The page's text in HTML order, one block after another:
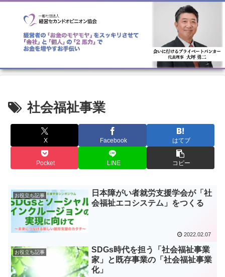
社会福祉事業
X Facebook はてブ
Pocket LINE コピー
お役立ち記事
日本障がい者就労支援学会が「社
会福祉エコシステム」をつくる￼
2022.02.07
お役立ち記事
SDGs時代を担う「社会福祉事業
家」と既存事業の「社会福祉事業
化」